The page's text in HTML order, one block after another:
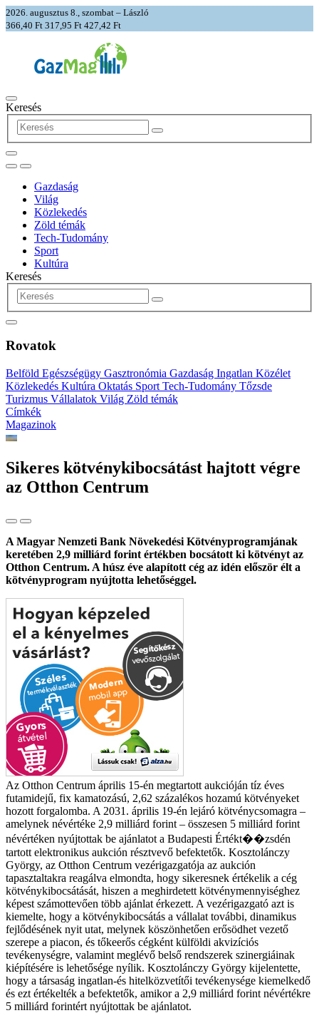
2026. augusztus 8., szombat – László
366,40 Ft 317,95 Ft 427,42 Ft
Keresés
Gazdaság
Világ
Közlekedés
Zöld témák
Tech-Tudomány
Sport
Kultúra
Keresés
Rovatok
Belföld Egészségügy Gasztronómia Gazdaság Ingatlan Közélet
Közlekedés Kultúra Oktatás Sport Tech-Tudomány Tőzsde
Turizmus Vállalatok Világ Zöld témák
Címkék
Magazinok
Sikeres kötvénykibocsátást hajtott végre
az Otthon Centrum
A Magyar Nemzeti Bank Növekedési Kötvényprogramjának
keretében 2,9 milliárd forint értékben bocsátott ki kötvényt az
Otthon Centrum. A húsz éve alapított cég az idén először élt a
kötvényprogram nyújtotta lehetőséggel.
Az Otthon Centrum április 15-én megtartott aukcióján tíz éves
futamidejű, fix kamatozású, 2,62 százalékos hozamú kötvényeket
hozott forgalomba. A 2031. április 19-én lejáró kötvénycsomagra –
amelynek névértéke 2,9 milliárd forint – összesen 5 milliárd forint
névértéken nyújtottak be ajánlatot a Budapesti Értékt��zsdén
tartott elektronikus aukción résztvevő befektetők. Kosztolánczy
György, az Otthon Centrum vezérigazgatója az aukción
tapasztaltakra reagálva elmondta, hogy sikeresnek értékelik a cég
kötvénykibocsátását, hiszen a meghirdetett kötvénymennyiséghez
képest számottevően több ajánlat érkezett. A vezérigazgató azt is
kiemelte, hogy a kötvénykibocsátás a vállalat további, dinamikus
fejlődésének nyit utat, melynek köszönhetően erősödhet vezető
szerepe a piacon, és tőkeerős cégként külföldi akvizíciós
tevékenységre, valamint meglévő belső rendszerek szinergiáinak
kiépítésére is lehetősége nyílik. Kosztolánczy György kijelentette,
hogy a társaság ingatlan-és hitelközvetítői tevékenysége kiemelkedő
és ezt értékelték a befektetők, amikor a 2,9 milliárd forint névértékre
5 milliárd forintért nyújtottak be ajánlatot.